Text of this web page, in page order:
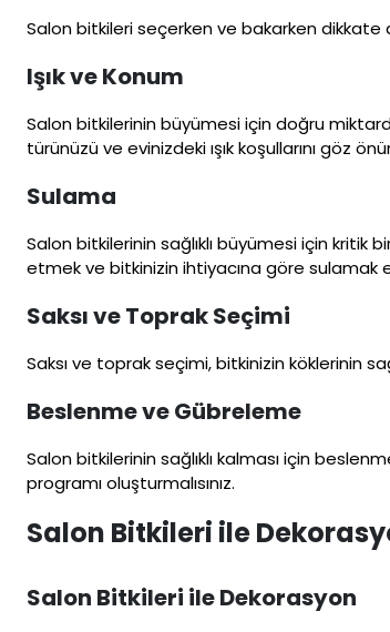
Salon bitkileri seçerken ve bakarken dikkate
Işık ve Konum
Salon bitkilerinin büyümesi için doğru
türünüzü ve evinizdeki ışık koşullarını göz
Sulama
Salon bitkilerinin sağlıklı büyümesi için kritik
etmek ve bitkinizin ihtiyacına göre sulamak
Saksı ve Toprak Seçimi
Saksı ve toprak seçimi, bitkinizin köklerinin
Beslenme ve Gübreleme
Salon bitkilerinin sağlıklı kalması için
programı oluşturmalısınız.
Salon Bitkileri ile
Salon Bitkileri ile Dekorasyon